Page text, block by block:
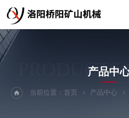
产品中
当前位置：首页 产品中心